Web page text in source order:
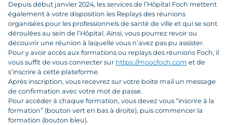
Depuis début janvier 2024, les services de l’Hôpital Foch mettent
également à votre disposition les Replays des réunions
organisées pour les professionnels de santé de ville et qui se sont
déroulées au sein de l’Hôpital. Ainsi, vous pourrez revoir ou
découvrir une réunion à laquelle vous n’avez pas pu assister.
Pour y avoir accès aux formations ou replays des réunions Foch, il
vous suffit de vous connecter sur https://moocfoch.com et de
s’inscrire à cette plateforme.
Après inscription, vous recevrez sur votre boite mail un message
de confirmation avec votre mot de passe.
Pour accéder à chaque formation, vous devez vous “inscrire à la
formation” (bouton vert en bas à droite), puis commencer la
formation (bouton bleu).